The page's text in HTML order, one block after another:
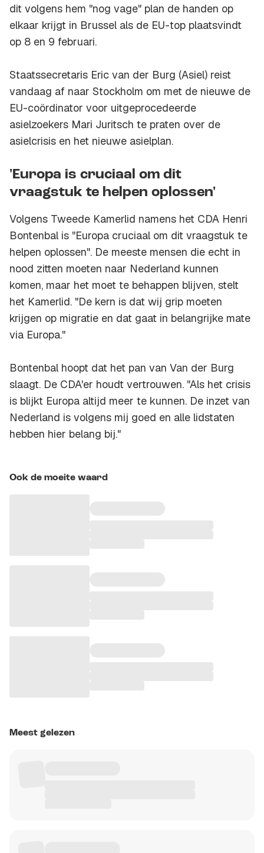
dit volgens hem "nog vage" plan de handen op
elkaar krijgt in Brussel als de EU-top plaatsvindt
op 8 en 9 februari.
Staatssecretaris Eric van der Burg (Asiel) reist
vandaag af naar Stockholm om met de nieuwe de
EU-coördinator voor uitgeprocedeerde
asielzoekers Mari Juritsch te praten over de
asielcrisis en het nieuwe asielplan.
'Europa is cruciaal om dit
vraagstuk te helpen oplossen'
Volgens Tweede Kamerlid namens het CDA Henri
Bontenbal is "Europa cruciaal om dit vraagstuk te
helpen oplossen". De meeste mensen die echt in
nood zitten moeten naar Nederland kunnen
komen, maar het moet te behappen blijven, stelt
het Kamerlid. "De kern is dat wij grip moeten
krijgen op migratie en dat gaat in belangrijke mate
via Europa."
Bontenbal hoopt dat het pan van Van der Burg
slaagt. De CDA'er houdt vertrouwen. "Als het crisis
is blijkt Europa altijd meer te kunnen. De inzet van
Nederland is volgens mij goed en alle lidstaten
hebben hier belang bij."
Ook de moeite waard
Meest gelezen